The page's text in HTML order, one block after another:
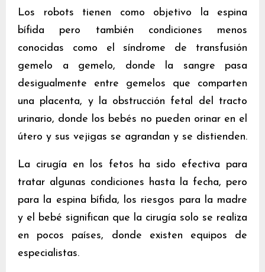
Los robots tienen como objetivo la espina
bífida pero también condiciones menos
conocidas como el síndrome de transfusión
gemelo a gemelo, donde la sangre pasa
desigualmente entre gemelos que comparten
una placenta, y la obstrucción fetal del tracto
urinario, donde los bebés no pueden orinar en el
útero y sus vejigas se agrandan y se distienden.
La cirugía en los fetos ha sido efectiva para
tratar algunas condiciones hasta la fecha, pero
para la espina bífida, los riesgos para la madre
y el bebé significan que la cirugía solo se realiza
en pocos países, donde existen equipos de
especialistas.